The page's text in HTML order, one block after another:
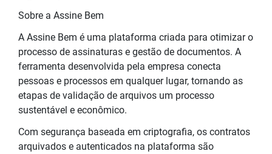
Sobre a Assine Bem
A Assine Bem é uma plataforma criada para otimizar o
processo de assinaturas e gestão de documentos. A
ferramenta desenvolvida pela empresa conecta
pessoas e processos em qualquer lugar, tornando as
etapas de validação de arquivos um processo
sustentável e econômico.
Com segurança baseada em criptografia, os contratos
arquivados e autenticados na plataforma são